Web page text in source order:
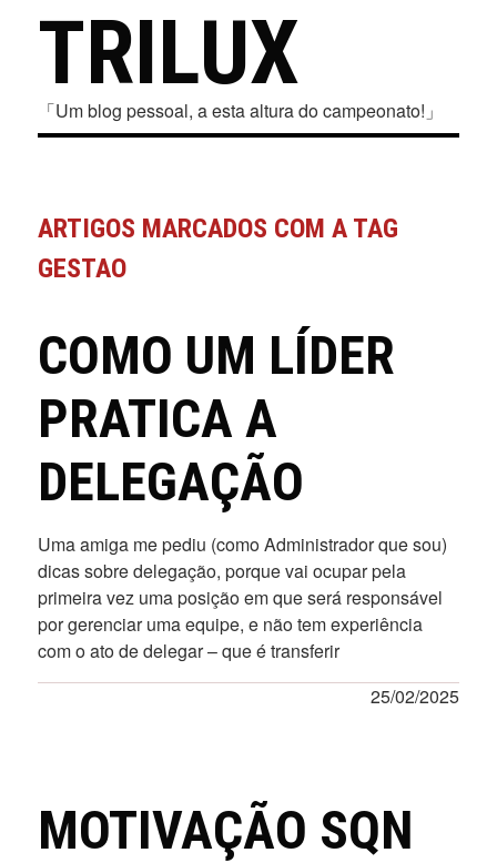
TRILUX
「Um blog pessoal, a esta altura do campeonato!」
ARTIGOS MARCADOS COM A TAG
GESTAO
COMO UM LÍDER
PRATICA A
DELEGAÇÃO
Uma amiga me pediu (como Administrador que sou)
dicas sobre delegação, porque vai ocupar pela
primeira vez uma posição em que será responsável
por gerenciar uma equipe, e não tem experiência
com o ato de delegar – que é transferir
25/02/2025
MOTIVAÇÃO SQN